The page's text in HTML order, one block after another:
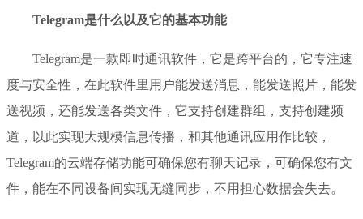
Telegram是什么以及它的基本功能
Telegram是一款即时通讯软件，它是跨平台的，它专注速
度与安全性，在此软件里用户能发送消息，能发送照片，能发
送视频，还能发送各类文件，它支持创建群组，支持创建频
道，以此实现大规模信息传播，和其他通讯应用作比较，
Telegram的云端存储功能可确保您有聊天记录，可确保您有文
件，能在不同设备间实现无缝同步，不用担心数据会失去。